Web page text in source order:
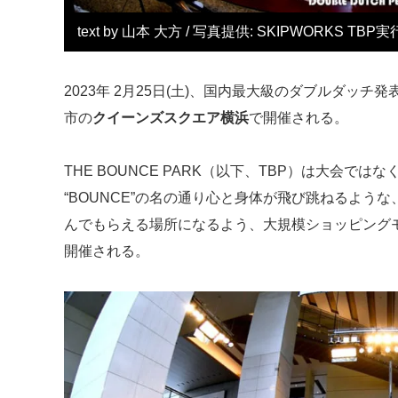
text by 山本 大方 / 写真提供: SKIPWORKS TBP実
2023年 2月25日(土)、国内最大級のダブルダッチ発
市のクイーンズスクエア横浜で開催される。
THE BOUNCE PARK（以下、TBP）は大会ではな
“BOUNCE”の名の通り心と身体が飛び跳ねるよう
んでもらえる場所になるよう、大規模ショッピン
開催される。